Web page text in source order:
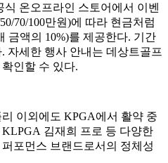
온오프라인 스토어에서 이벤
70/100만원)에 따라 현금처럼
금액의 10%)를 제공한다. 기간
자세한 행사 안내는 데상트골프
인할 수 있다.
이외에도 KPGA에서 활약 중
김재희 프로 등 다양한
포먼스 브랜드로서의 정체성